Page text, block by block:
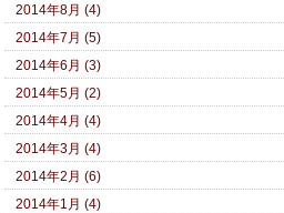
2014年8月 (4)
2014年7月 (5)
2014年6月 (3)
2014年5月 (2)
2014年4月 (4)
2014年3月 (4)
2014年2月 (6)
2014年1月 (4)